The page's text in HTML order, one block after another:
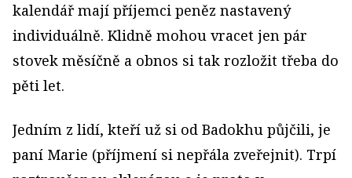
kalendář mají příjemci peněz nastavený
individuálně. Klidně mohou vracet jen pár
stovek měsíčně a obnos si tak rozložit třeba do
pěti let.
Jedním z lidí, kteří už si od Badokhu půjčili, je
paní Marie (příjmení si nepřála zveřejnit). Trpí